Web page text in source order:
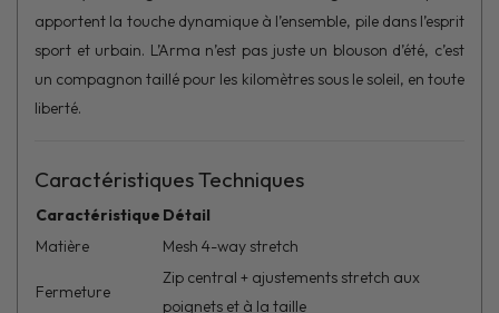
apportent la touche dynamique à l’ensemble, pile dans l’esprit
sport et urbain. L’Arma n’est pas juste un blouson d’été, c’est
un compagnon taillé pour les kilomètres sous le soleil, en toute
liberté.
Caractéristiques Techniques
Caractéristique Détail
Matière
Mesh 4-way stretch
Fermeture
Zip central + ajustements stretch aux
poignets et à la taille